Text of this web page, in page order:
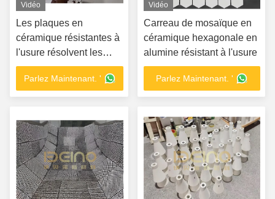
Vidéo
Les plaques en
céramique résistantes à
l'usure résolvent les
problèmes d'usure des
équipements de
cimenterie, sidérurgie et
Parlez Maintenant. '
Vidéo
Carreau de mosaïque en
céramique hexagonale en
alumine résistant à l'usure
Parlez Maintenant. '